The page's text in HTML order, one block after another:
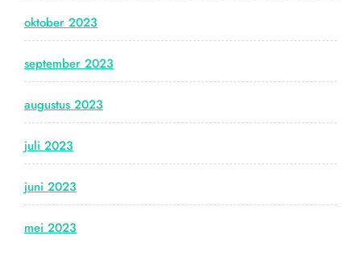
oktober 2023
september 2023
augustus 2023
juli 2023
juni 2023
mei 2023